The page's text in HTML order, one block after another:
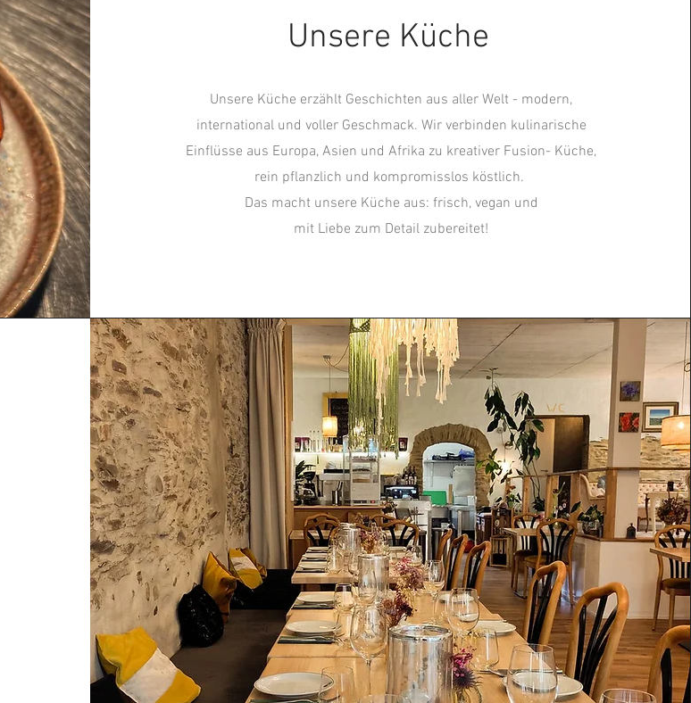
Unsere Küche
Unsere Küche erzählt Geschichten aus aller Welt - modern,
international und voller Geschmack. Wir verbinden kulinarische
Einflüsse aus Europa, Asien und Afrika zu kreativer Fusion- Küche,
rein pflanzlich und kompromisslos köstlich.
Das macht unsere Küche aus: frisch, vegan und
mit Liebe zum Detail zubereitet!